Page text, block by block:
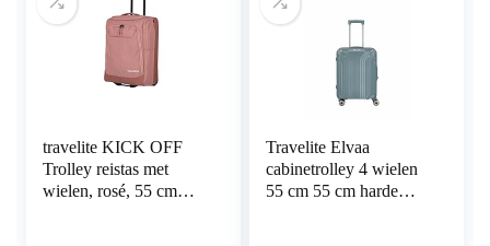
travelite KICK OFF
Trolley reistas met
wielen, rosé, 55 cm
Travelite Elvaa
cabinetrolley 4 wielen
55 cm 55 cm harde